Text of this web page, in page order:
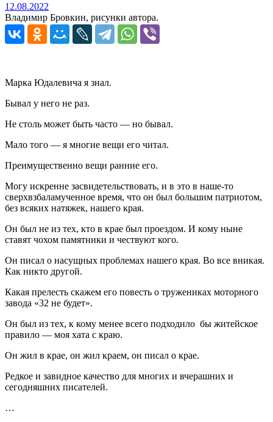
12.08.2022
Владимир Бровкин, рисунки автора.
Марка Юдалевича я знал.
Бывал у него не раз.
Не столь может быть часто — но бывал.
Мало того — я многие вещи его читал.
Преимущественно вещи ранние его.
Могу искренне засвидетельствовать, и в это в наше-то
сверхвзбаламученное время, что он был большим патриотом,
без всяких натяжек, нашего края.
Он был не из тех, кто в крае был проездом. И кому ныне
ставят чохом памятники и чествуют кого.
Он писал о насущных проблемах нашего края. Во все вникая.
Как никто другой.
Какая прелесть скажем его повесть о тружениках моторного
завода «32 не будет».
Он был из тех, к кому менее всего подходило бы житейское
правило — моя хата с краю.
Он жил в крае, он жил краем, он писал о крае.
Редкое и завидное качество для многих и вчерашних и
сегодняшних писателей.
…